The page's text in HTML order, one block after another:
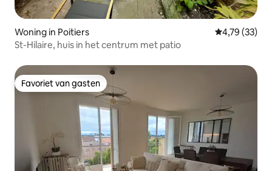
Woning in Poitiers Gemiddelde
4,79 (33)
St-Hilaire, huis in het centrum met patio
Favoriet van gasten
Favoriet van gasten